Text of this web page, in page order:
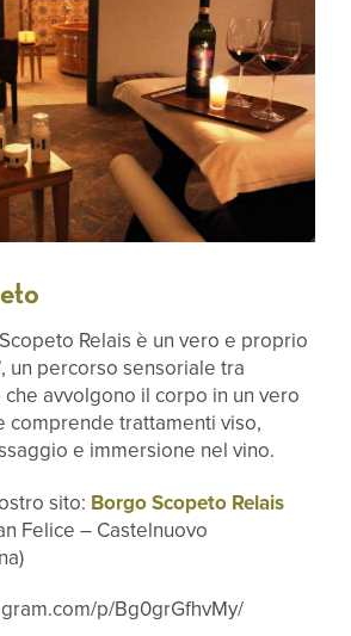
Relais è un vero e proprio
un percorso sensoriale tra
avvolgono il corpo in un vero
comprende trattamenti viso,
e immersione nel vino.
sito: Borgo Scopeto Relais
Felice – Castelnuovo
p/Bg0grGfhvMy/